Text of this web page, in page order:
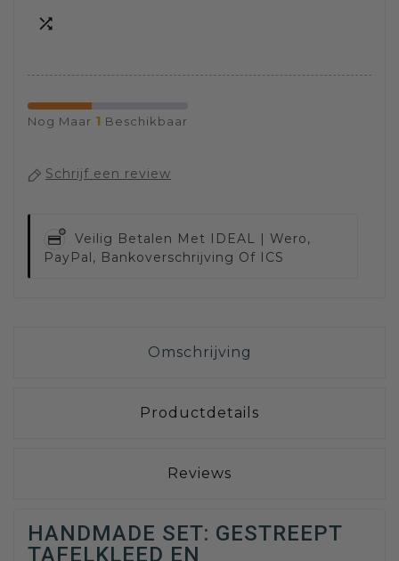

Nog Maar 1 Beschikbaar
Schrijf een review
Veilig Betalen Met IDEAL | Wero,
PayPal, Bankoverschrijving Of ICS
Omschrijving
Productdetails
Reviews
HANDMADE SET: GESTREEPT
TAFELKLEED EN